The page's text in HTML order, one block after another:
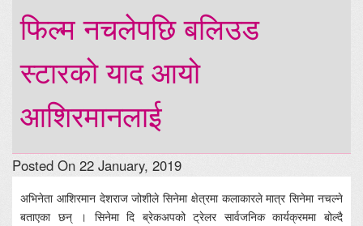
फिल्म नचलेपछि बलिउड
स्टारको याद आयो
आशिरमानलाई
Posted On 22 January, 2019
अभिनेता आशिरमान देशराज जोशीले सिनेमा क्षेत्रमा कलाकारले मात्र सिनेमा नचल्ने
बताएका छन् । सिनेमा दि ब्रेकअपको ट्रेलर सार्वजनिक कार्यक्रममा बोल्दै